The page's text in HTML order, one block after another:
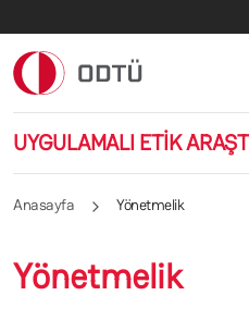
UYGULAMALI ETİK
Anasayfa Yönetmelik
Yönetmelik